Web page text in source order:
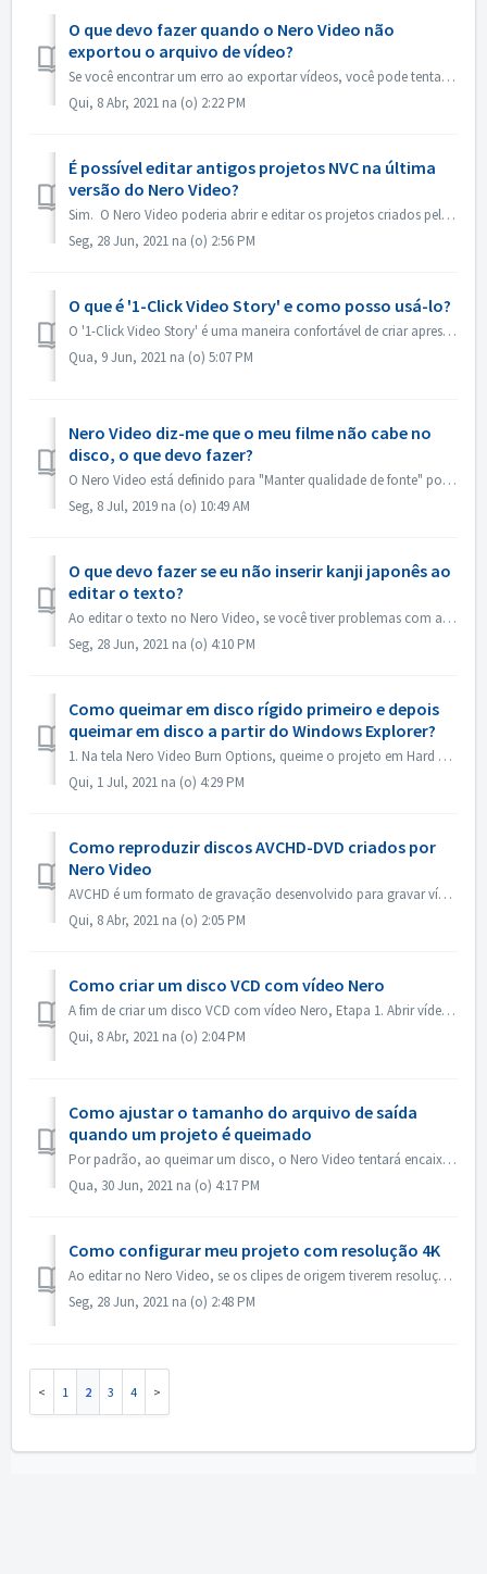
O que devo fazer quando o Nero Video não
exportou o arquivo de vídeo?
Se você encontrar um erro ao exportar vídeos, você pode tentar abaixo: 1. Por favor, vá para C:\Users\[Current User]\AppData\Roaming\Nero\[Current Nero Vers...
Qui, 8 Abr, 2021 na (o) 2:22 PM
É possível editar antigos projetos NVC na última
versão do Nero Video?
Sim. O Nero Video poderia abrir e editar os projetos criados pelas velhas versões do Nero Video. Mas, o antigo Nero Video não consegue abrir os projetos...
Seg, 28 Jun, 2021 na (o) 2:56 PM
O que é '1-Click Video Story' e como posso usá-lo?
O '1-Click Video Story' é uma maneira confortável de criar apresentações de slides e filmes profissionais apenas por arrastar e soltar, e apenas co...
Qua, 9 Jun, 2021 na (o) 5:07 PM
Nero Video diz-me que o meu filme não cabe no
disco, o que devo fazer?
O Nero Video está definido para "Manter qualidade de fonte" por padrão. Assim, seu DVD, AVCHD, Blu-ray resultante irá manter a qualidade e aparênc...
Seg, 8 Jul, 2019 na (o) 10:49 AM
O que devo fazer se eu não inserir kanji japonês ao
editar o texto?
Ao editar o texto no Nero Video, se você tiver problemas com a entrada de kanji japonês com algum editor de métodos de entrada, por exemplo, ATOK, gostaríam...
Seg, 28 Jun, 2021 na (o) 4:10 PM
Como queimar em disco rígido primeiro e depois
queimar em disco a partir do Windows Explorer?
1. Na tela Nero Video Burn Options, queime o projeto em Hard Disk Folder. 2. Se a queima for bem sucedida, use a função queimar em disco para queimar. 1)....
Qui, 1 Jul, 2021 na (o) 4:29 PM
Como reproduzir discos AVCHD-DVD criados por
Nero Video
AVCHD é um formato de gravação desenvolvido para gravar vídeo de alta definição em mídias como DVDs graváveis, discos rígidos e cartões de memória. O DV...
Qui, 8 Abr, 2021 na (o) 2:05 PM
Como criar um disco VCD com vídeo Nero
A fim de criar um disco VCD com vídeo Nero, Etapa 1. Abrir vídeo Nero. Etapa 2. Arraste um arquivo de vídeo para Nero Video Home, Nero Video irá abrir o diá...
Qui, 8 Abr, 2021 na (o) 2:04 PM
Como ajustar o tamanho do arquivo de saída
quando um projeto é queimado
Por padrão, ao queimar um disco, o Nero Video tentará encaixar o espaço completo de um disco. Para alguns casos, se você não precisar de um disco de grandes...
Qua, 30 Jun, 2021 na (o) 4:17 PM
Como configurar meu projeto com resolução 4K
Ao editar no Nero Video, se os clipes de origem tiverem resolução de 4K ou superior, e você gostaria de ter o arquivo de saída também em 4K, por favor 1. A...
Seg, 28 Jun, 2021 na (o) 2:48 PM
1 2 3 4